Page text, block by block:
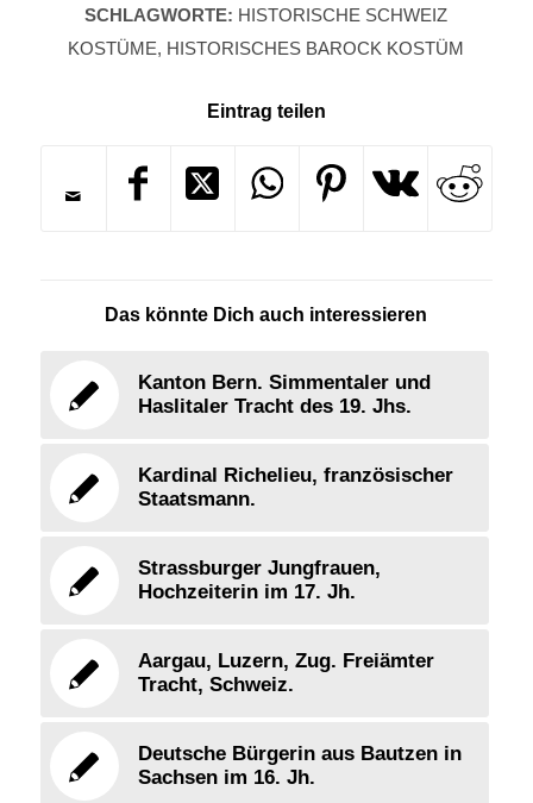
SCHLAGWORTE: HISTORISCHE SCHWEIZ
KOSTÜME, HISTORISCHES BAROCK KOSTÜM
Eintrag teilen
Das könnte Dich auch interessieren
Kanton Bern. Simmentaler und
Haslitaler Tracht des 19. Jhs.
Kardinal Richelieu, französischer
Staatsmann.
Strassburger Jungfrauen,
Hochzeiterin im 17. Jh.
Aargau, Luzern, Zug. Freiämter
Tracht, Schweiz.
Deutsche Bürgerin aus Bautzen in
Sachsen im 16. Jh.